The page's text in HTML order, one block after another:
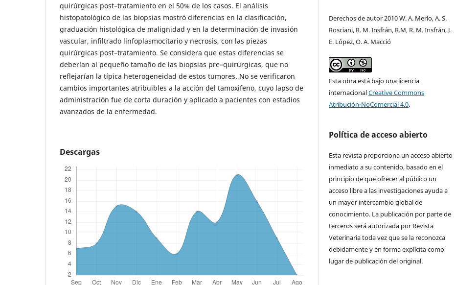
quirúrgicas post–tratamiento en el 50% de los casos. El análisis
histopatológico de las biopsias mostró diferencias en la clasificación,
graduación histológica de malignidad y en la determinación de invasión
vascular, infiltrado linfoplasmocitario y necrosis, con las piezas
quirúrgicas post–tratamiento. Se considera que estas diferencias se
deberían al pequeño tamaño de las biopsias pre–quirúrgicas, que no
reflejarían la típica heterogeneidad de estos tumores. No se verificaron
cambios importantes atribuibles a la acción del tamoxifeno, cuyo lapso de
administración fue de corta duración y aplicado a pacientes con estadios
avanzados de la enfermedad.
Descargas
Derechos de autor 2010 W. A. Merlo, A. S.
Rosciani, R. M. Insfrán, R.M, R. M. Insfrán, J.
E. López, O. A. Macció
Esta obra está bajo una licencia
internacionalCreative Commons
Atribución-NoComercial 4.0.
Política de acceso abierto
Esta revista proporciona un acceso abierto
inmediato a su contenido, basado en el
principio de que ofrecer al público un
acceso libre a las investigaciones ayuda a
un mayor intercambio global de
conocimiento. La publicación por parte de
terceros será autorizada por Revista
Veterinaria toda vez que se la reconozca
debidamente y en forma explícita como
lugar de publicación del original.